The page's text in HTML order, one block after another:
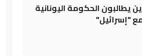
يطالبون الحكومة اليونانية
"إسرائيل"